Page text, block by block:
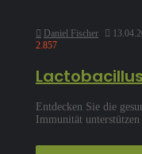
Daniel Fischer
2.857
Entdecken Sie die
Immunität unterstützen